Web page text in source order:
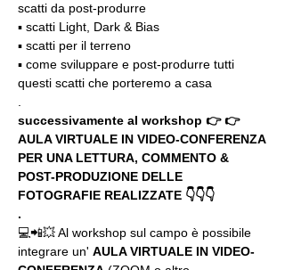
scatti da post-produrre
▪️ scatti Light, Dark & Bias
▪️ scatti per il terreno
▪️ come sviluppare e post-produrre tutti
questi scatti che porteremo a casa
successivamente al workshop 👉 👉
AULA VIRTUALE IN VIDEO-CONFERENZA
PER UNA LETTURA, COMMENTO &
POST-PRODUZIONE DELLE
FOTOGRAFIE REALIZZATE 👇👇👇
.
💻📲💥 Al workshop sul campo è possibile
integrare un' AULA VIRTUALE IN VIDEO-